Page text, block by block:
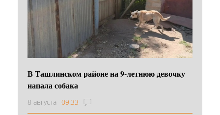
В Ташлинском районе на 9-летнюю девочку
напала собака
8 августа 09:33